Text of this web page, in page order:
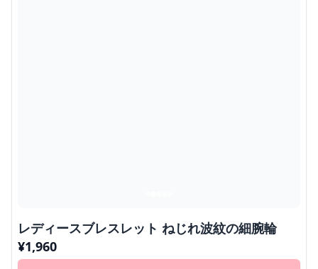
レディースブレスレット ねじれ波紋の細腕輪
¥1,960